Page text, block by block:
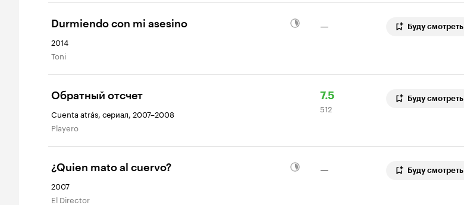
Durmiendo con mi asesino
2014
Toni
— Буду смотреть
Обратный отсчет
Cuenta atrás, сериал, 2007–2008
Playero
Рейтинг
Кинопоиска
7.5
512
оценок
512
Буду смотреть
¿Quien mato al cuervo?
2007
El Director
— Буду смотреть